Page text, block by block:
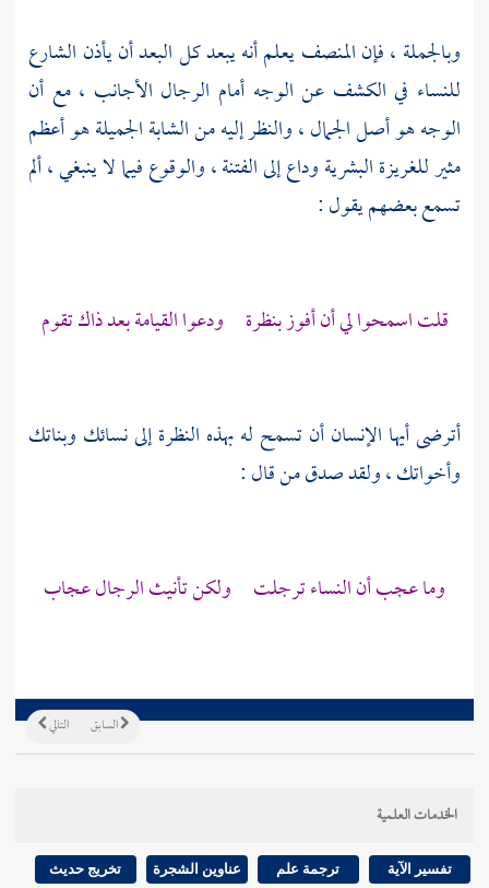
وبالجملة ، فإن المنصف يعلم أنه يبعد كل البعد أن يأذن الشارع
للنساء في الكشف عن الوجه أمام الرجال الأجانب ، مع أن
الوجه هو أصل الجمال ، والنظر إليه من الشابة الجميلة هو أعظم
مثير للغريزة البشرية وداع إلى الفتنة ، والوقوع فيما لا ينبغي ، ألم
تسمع بعضهم يقول :
قلت اسمحوا لي أن أفوز بنظرة ودعوا القيامة بعد ذاك تقوم
أترضى أيها الإنسان أن تسمح له بهذه النظرة إلى نسائك وبناتك
وأخواتك ، ولقد صدق من قال :
وما عجب أن النساء ترجلت ولكن تأنيث الرجال عجاب
التالي السابق
الخدمات العلمية
تفسير الآية ترجمة علم عناوين الشجرة تخريج حديث